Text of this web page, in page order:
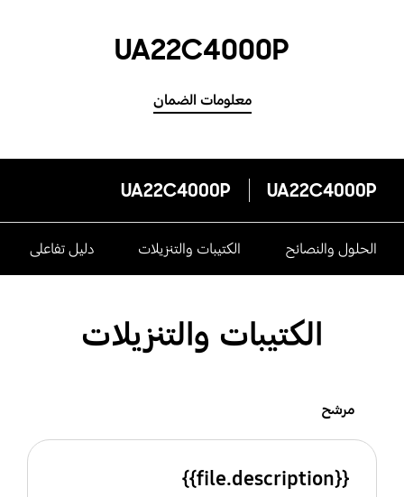
UA22C4000P
معلومات الضمان
UA22C4000P
UA22C4000P
الحلول والنصائح الكتيبات والتنزيلات دليل تفاعلى
الكتيبات والتنزيلات
مرشح
{{file.description}}